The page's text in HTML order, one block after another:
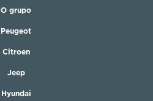
O grupo
Peugeot
Citroen
Jeep
Hyundai